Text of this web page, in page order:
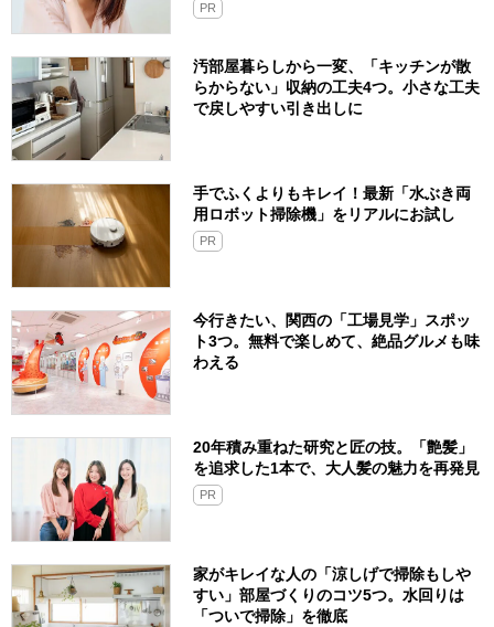
PR
汚部屋暮らしから一変、「キッチンが散
らからない」収納の工夫4つ。小さな工夫
で戻しやすい引き出しに
手でふくよりもキレイ！最新「水ぶき両
用ロボット掃除機」をリアルにお試し
PR
今行きたい、関西の「工場見学」スポッ
ト3つ。無料で楽しめて、絶品グルメも味
わえる
20年積み重ねた研究と匠の技。「艶髪」
を追求した1本で、大人髪の魅力を再発見
PR
家がキレイな人の「涼しげで掃除もしや
すい」部屋づくりのコツ5つ。水回りは
「ついで掃除」を徹底